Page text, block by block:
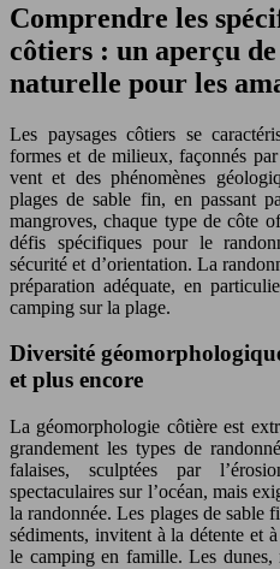
Comprendre les
côtiers : un aperçu
naturelle pour les
Les paysages côtiers se
formes et de milieux, façonnés
vent et des phénomènes
plages de sable fin, en passant
mangroves, chaque type de côte
défis spécifiques pour le
sécurité et d’orientation. La
préparation adéquate, en
camping sur la plage.
Diversité
et plus encore
La géomorphologie côtière est
grandement les types de
falaises, sculptées par
spectaculaires sur l’océan, mais
la randonnée. Les plages de sable
sédiments, invitent à la détente et
le camping en famille. Les dunes,